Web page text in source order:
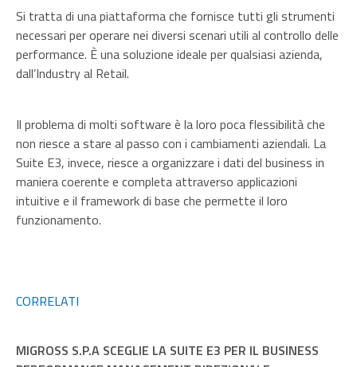
Si tratta di una piattaforma che fornisce tutti gli strumenti
necessari per operare nei diversi scenari utili al controllo delle
performance. È una soluzione ideale per qualsiasi azienda,
dall’Industry al Retail.
Il problema di molti software è la loro poca flessibilità che
non riesce a stare al passo con i cambiamenti aziendali. La
Suite E3, invece, riesce a organizzare i dati del business in
maniera coerente e completa attraverso applicazioni
intuitive e il framework di base che permette il loro
funzionamento.
CORRELATI
MIGROSS S.P.A SCEGLIE LA SUITE E3 PER IL BUSINESS